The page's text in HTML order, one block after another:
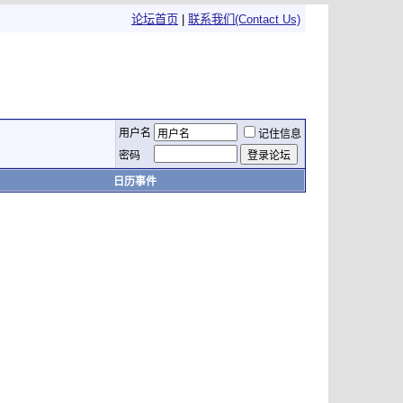
论坛首页 联系我们(Contact Us)
用户名
记住信息
密码
日历事件